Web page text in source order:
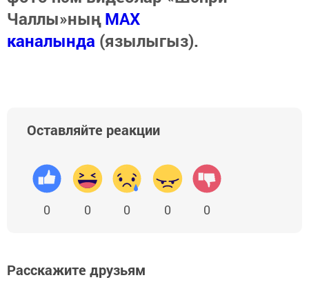
Чаллы»ныңMAX
каналында (язылыгыз).
Оставляйте реакции
0 0 0 0 0
Расскажите друзьям